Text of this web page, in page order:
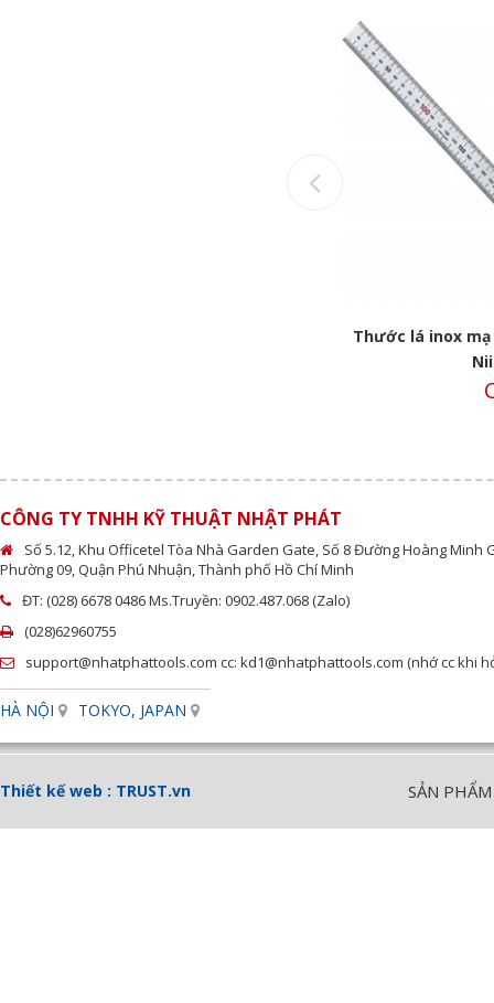
Previous
Thước lá inox mạ
CÔNG TY TNHH KỸ THUẬT NHẬT PHÁT
Số 5.12, Khu Officetel Tòa Nhà Garden Gate, Số 8 Đường Hoàng Minh
Phường 09, Quận Phú Nhuận, Thành phố Hồ Chí Minh
ĐT: (028) 6678 0486 Ms.Truyền: 0902.487.068 (Zalo)
(028)62960755
support@nhatphattools.com cc: kd1@nhatphattools.com (nhớ cc khi
HÀ NỘI TOKYO, JAPAN
Thiết kế web : TRUST.vn SẢN PHẨM